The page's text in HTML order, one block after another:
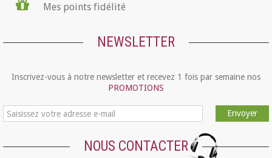
Mes points fidélité
NEWSLETTER
Inscrivez-vous à notre newsletter et recevez 1 fois par semaine nos
PROMOTIONS
Envoyer
NOUS CONTACTER